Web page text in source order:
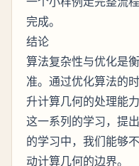
完成。
结论
算法复杂性与优化是
准。通过优化算法的
升计算几何的处理能
这一系列的学习，提
的学习中，我们能够
动计算几何的边界。